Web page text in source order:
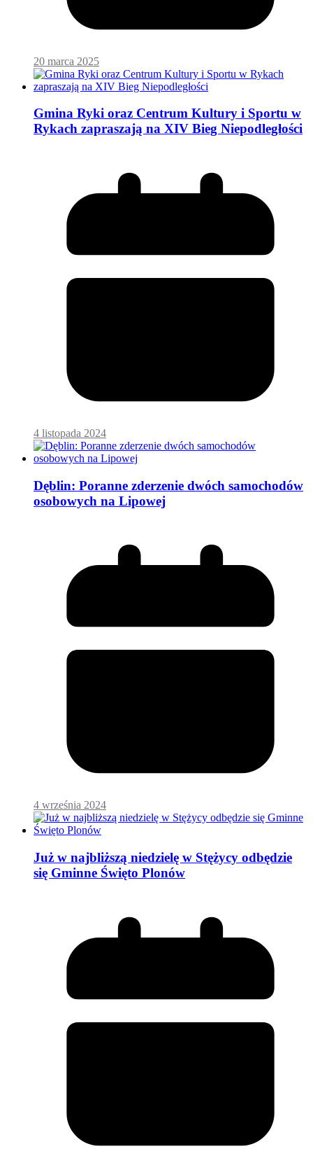
20 marca 2025
Gmina Ryki oraz Centrum Kultury i Sportu w
Rykach zapraszają na XIV Bieg Niepodległości
4 listopada 2024
Dęblin: Poranne zderzenie dwóch samochodów
osobowych na Lipowej
4 września 2024
Już w najbliższą niedzielę w Stężycy odbędzie
się Gminne Święto Plonów